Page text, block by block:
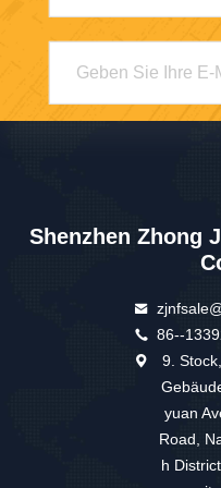
Shenzhen Zhong
86--
9.
yuan
Road,
h